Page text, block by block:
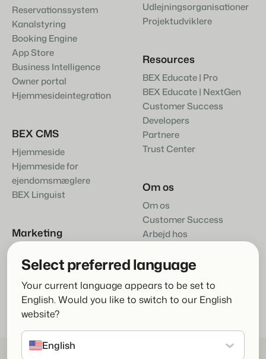
Select preferred language
Your current language appears to be set to
English. Would you like to switch to our English
website?
English
Reservationssystem
Kanalstyring
Booking Engine
App Store
Business Intelligence
Owner portal
Hjemmesideintegration
BEX CMS
Hjemmeside
Hjemmeside for
ejendomsmæglere
BEX Linguist
Marketing
Udlejningsorganisationer
Projektudviklere
Resources
BEX Educate | Pro
BEX Educate | NextGen
Customer Success
Developers
Partnere
Trust Center
Om os
Om os
Customer Success
Arbejd hos